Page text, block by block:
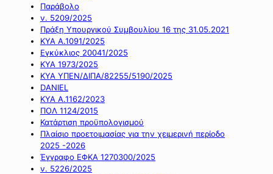
Παράβολο
ν. 5209/2025
Πράξη Υπουργικού Συμβουλίου 16 της 31.05.2021
ΚΥΑ Α.1091/2025
Εγκύκλιος 20041/2025
ΚΥΑ 1973/2025
ΚΥΑ ΥΠΕΝ/ΔΙΠΑ/82255/5190/2025
DANIEL
ΚΥΑ Α.1162/2023
ΠΟΛ 1124/2015
Κατάρτιση προϋπολογισμού
Πλαίσιο προετοιμασίας για την χειμερινή περίοδο
2025 -2026
Έγγραφο ΕΦΚΑ 1270300/2025
ν. 5226/2025